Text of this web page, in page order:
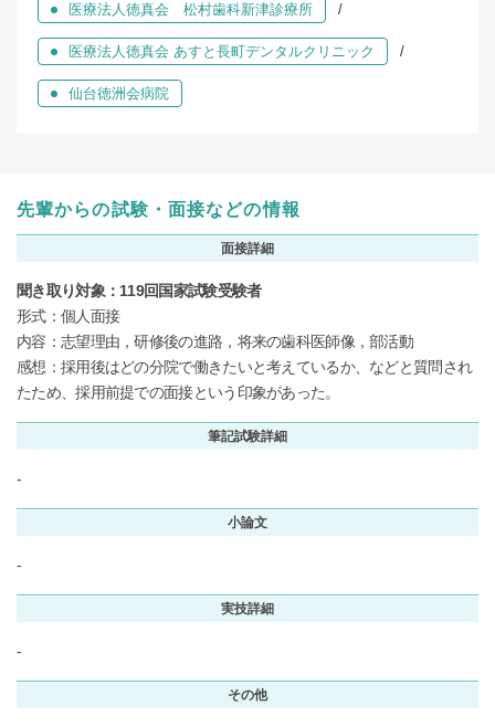
医療法人徳真会 松村歯科新津診療所
医療法人徳真会 あすと長町デンタルクリニック
仙台徳洲会病院
先輩からの試験・面接などの情報
面接詳細
聞き取り対象：119回国家試験受験者
形式：個人面接
内容：志望理由，研修後の進路，将来の歯科医師像，部活動
感想：採用後はどの分院で働きたいと考えているか、などと質問され
たため、採用前提での面接という印象があった。
筆記試験詳細
-
小論文
-
実技詳細
-
その他